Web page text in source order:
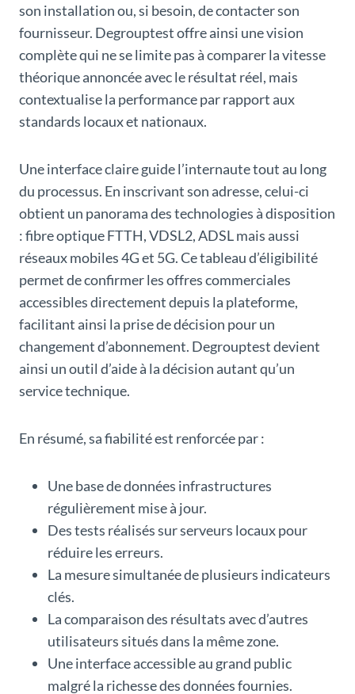
son installation ou, si besoin, de contacter son
fournisseur. Degrouptest offre ainsi une vision
complète qui ne se limite pas à comparer la vitesse
théorique annoncée avec le résultat réel, mais
contextualise la performance par rapport aux
standards locaux et nationaux.
Une interface claire guide l’internaute tout au long
du processus. En inscrivant son adresse, celui-ci
obtient un panorama des technologies à disposition
: fibre optique FTTH, VDSL2, ADSL mais aussi
réseaux mobiles 4G et 5G. Ce tableau d’éligibilité
permet de confirmer les offres commerciales
accessibles directement depuis la plateforme,
facilitant ainsi la prise de décision pour un
changement d’abonnement. Degrouptest devient
ainsi un outil d’aide à la décision autant qu’un
service technique.
En résumé, sa fiabilité est renforcée par :
Une base de données infrastructures
régulièrement mise à jour.
Des tests réalisés sur serveurs locaux pour
réduire les erreurs.
La mesure simultanée de plusieurs indicateurs
clés.
La comparaison des résultats avec d’autres
utilisateurs situés dans la même zone.
Une interface accessible au grand public
malgré la richesse des données fournies.